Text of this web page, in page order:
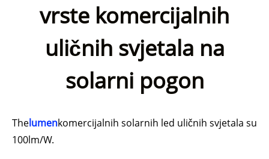
vrste komercijalnih
uličnih svjetala na
solarni pogon
Thelumenkomercijalnih solarnih led uličnih svjetala su
100lm/W.